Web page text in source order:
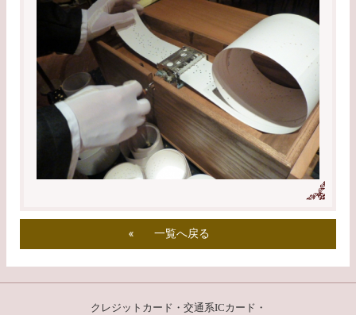
一覧へ戻る
クレジットカード・交通系ICカード・